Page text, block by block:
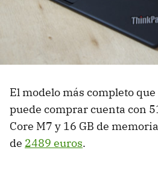
El modelo más completo
puede comprar cuenta con
Core M7 y 16 GB de
de 2489 euros.